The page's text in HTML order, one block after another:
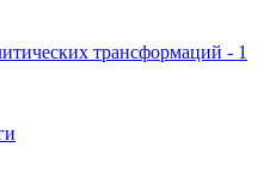
трансформаций - 1